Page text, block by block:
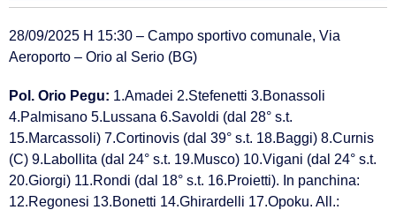
28/09/2025 H 15:30 – Campo sportivo comunale, Via
Aeroporto – Orio al Serio (BG)
Pol. Orio Pegu: 1.Amadei 2.Stefenetti 3.Bonassoli
4.Palmisano 5.Lussana 6.Savoldi (dal 28° s.t.
15.Marcassoli) 7.Cortinovis (dal 39° s.t. 18.Baggi) 8.Curnis
(C) 9.Labollita (dal 24° s.t. 19.Musco) 10.Vigani (dal 24° s.t.
20.Giorgi) 11.Rondi (dal 18° s.t. 16.Proietti). In panchina:
12.Regonesi 13.Bonetti 14.Ghirardelli 17.Opoku. All.: